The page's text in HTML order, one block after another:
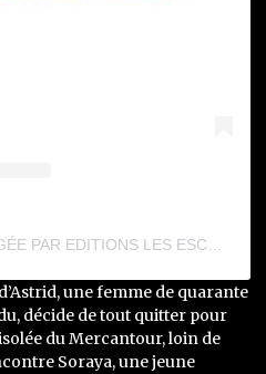
UNE PUBLICATION PARTAGÉE PAR EDITIONS LES ESCALES (@LESESCALES)
une femme de quarante
décide de tout quitter pour
du Mercantour, loin de
Soraya, une jeune